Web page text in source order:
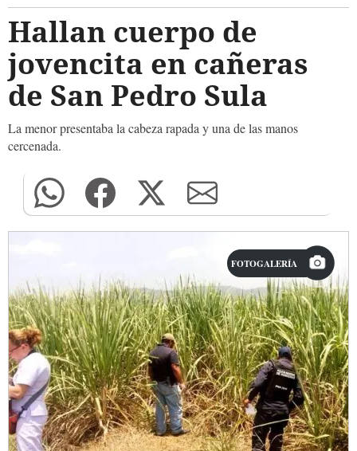
Hallan cuerpo de
jovencita en cañeras
de San Pedro Sula
La menor presentaba la cabeza rapada y una de las manos
cercenada.
FOTOGALERÍA